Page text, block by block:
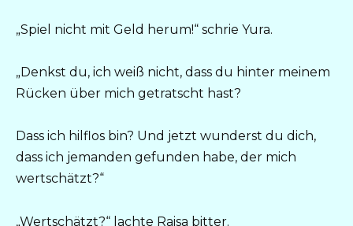
„Spiel nicht mit Geld herum!“ schrie Yura.
„Denkst du, ich weiß nicht, dass du hinter meinem
Rücken über mich getratscht hast?
Dass ich hilflos bin? Und jetzt wunderst du dich,
dass ich jemanden gefunden habe, der mich
wertschätzt?“
„Wertschätzt?“ lachte Raisa bitter.